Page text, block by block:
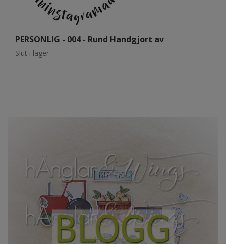
PERSONLIG - 004 - Rund Handgjort av
Slut i lager